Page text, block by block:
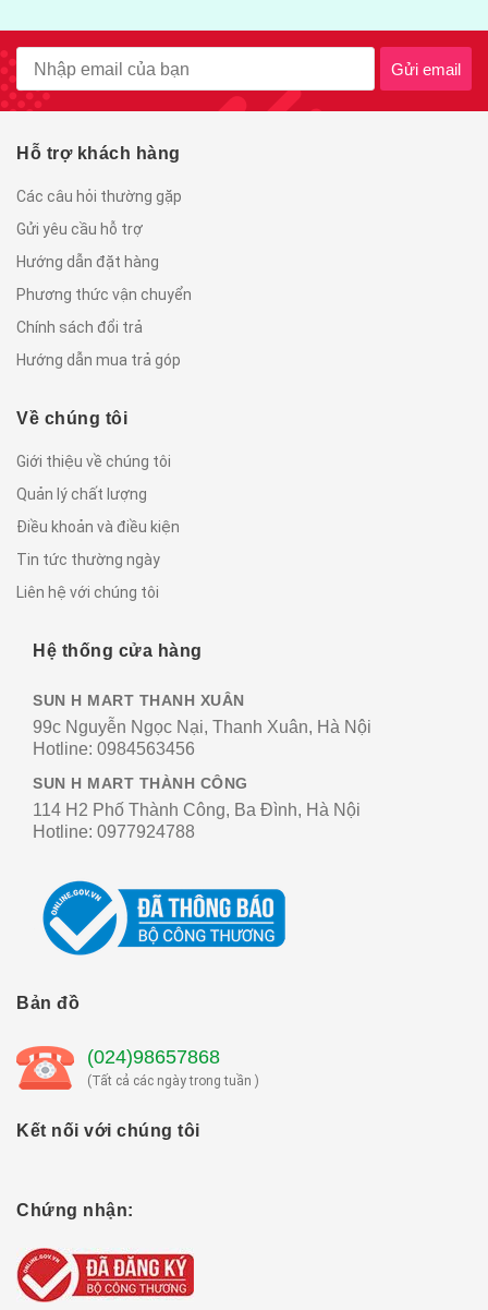
Gửi email
Hỗ trợ khách hàng
Các câu hỏi thường gặp
Gửi yêu cầu hỗ trợ
Hướng dẫn đặt hàng
Phương thức vận chuyển
Chính sách đổi trả
Hướng dẫn mua trả góp
Về chúng tôi
Giới thiệu về chúng tôi
Quản lý chất lượng
Điều khoản và điều kiện
Tin tức thường ngày
Liên hệ với chúng tôi
Hệ thống cửa hàng
SUN H MART THANH XUÂN
99c Nguyễn Ngọc Nại, Thanh Xuân, Hà Nội
Hotline: 0984563456
SUN H MART THÀNH CÔNG
114 H2 Phố Thành Công, Ba Đình, Hà Nội
Hotline: 0977924788
Bản đồ
(024)98657868
(Tất cả các ngày trong tuần )
Kết nối với chúng tôi
Chứng nhận: